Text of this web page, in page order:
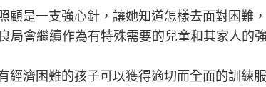
是一支強心針，讓她知道怎樣去面對困難
會繼續作為有特殊需要的兒童和其家人的
濟困難的孩子可以獲得適切而全面的訓練服